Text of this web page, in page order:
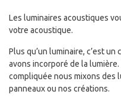
Les luminaires acoustiques
votre acoustique.
Plus qu’un luminaire, c’est
avons incorporé de la
compliquée nous mixons des
panneaux ou nos créations.